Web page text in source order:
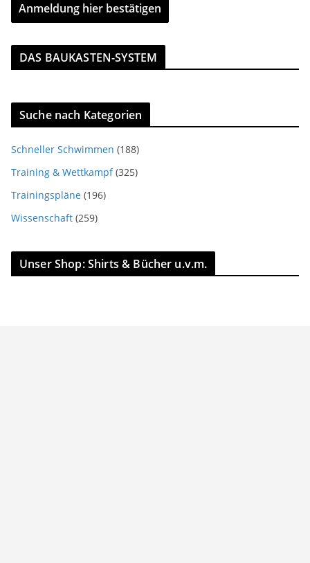
DAS BAUKASTEN-SYSTEM
Suche nach Kategorien
Schneller Schwimmen (188)
Training & Wettkampf(325)
Trainingspläne (196)
Wissenschaft (259)
Unser Shop: Shirts & Bücher u.v.m.